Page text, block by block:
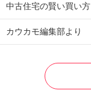
中古住宅の賢い買い方
カウカモ編集部より